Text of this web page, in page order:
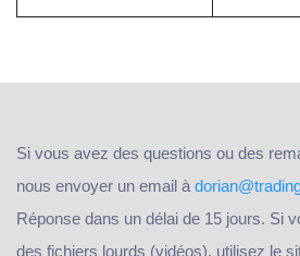
Si vous avez des questions ou des
nous envoyer un email à
Réponse dans un délai de 15 jours. Si
des fichiers lourds (vidéos), utilisez le